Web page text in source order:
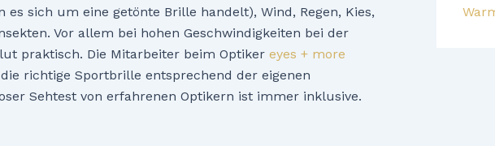
sich um eine getönte Brille handelt), Wind, Regen, Kies,
Vor allem bei hohen Geschwindigkeiten bei der
praktisch. Die Mitarbeiter beim Optiker eyes + more
richtige Sportbrille entsprechend der eigenen
Sehtest von erfahrenen Optikern ist immer inklusive.